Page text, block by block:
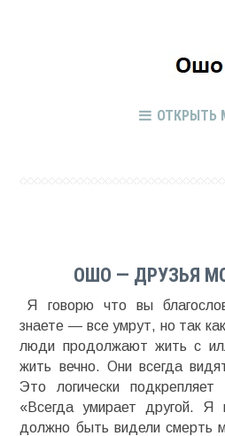
ОТКРЫТЬ
ОШО — ДРУЗЬЯ
Я говорю что вы
знаете — все умрут, но так
люди продолжают жить с
жить вечно. Они всегда
Это логически
«Всегда умирает другой. Я
должно быть видели смерть